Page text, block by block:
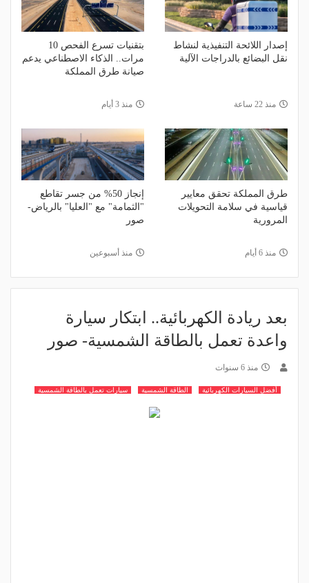
إصدار اللائحة التنفيذية لنشاط
نقل البضائع بالدراجات الآلية
منذ 22 ساعة
بتقنيات تسرع الفحص 10
مرات.. الذكاء الاصطناعي يدعم
صيانة طرق المملكة
منذ 3 أيام
طرق المملكة تحقق معايير
قياسية في سلامة التحويلات
المرورية
منذ 6 أيام
إنجاز 50% من جسر تقاطع
"الثمامة" مع "العليا" بالرياض-
صور
منذ أسبوعين
بعد ريادة الكهربائية.. ابتكار سيارة
واعدة تعمل بالطاقة الشمسية- صور
منذ 6 سنوات
أفضل السيارات الكهربائية الطاقة الشمسية سيارات تعمل بالطاقة الشمسية